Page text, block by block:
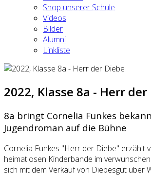
Shop unserer Schule
Videos
Bilder
Alumni
Linkliste
2022, Klasse 8a - Herr der
8a bringt Cornelia Funkes
Jugendroman auf die Bühne
Cornelia Funkes "Herr der Diebe" erzählt
heimatlosen Kinderbande im
sich mit dem Verkauf von Diebesgut über